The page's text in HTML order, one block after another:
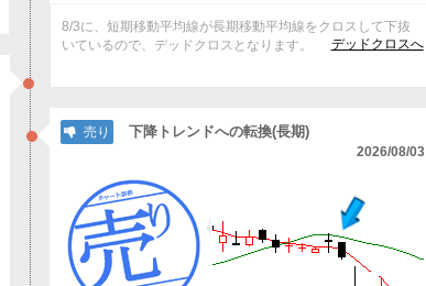
8/3に、短期移動平均線が長期移動平均線をクロスして下抜
いているので、デッドクロスとなります。
デッドクロスへ
売り 下降トレンドへの転換(長期)
2026/08/03